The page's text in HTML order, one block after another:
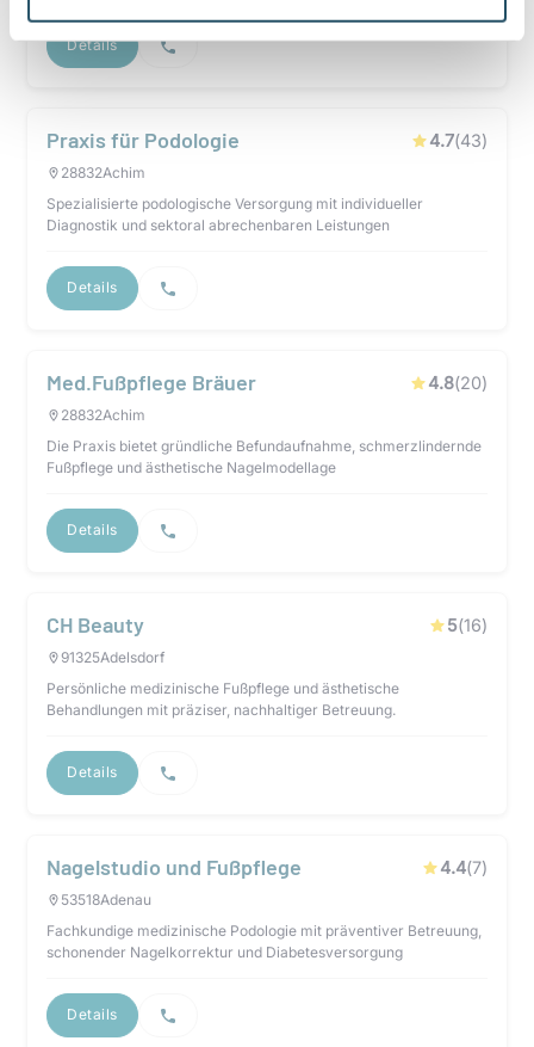
Details
Praxis für Podologie 4.7(43)
28832Achim
Spezialisierte podologische Versorgung mit individueller
Diagnostik und sektoral abrechenbaren Leistungen
Details
Med.Fußpflege Bräuer 4.8(20)
28832Achim
Die Praxis bietet gründliche Befundaufnahme, schmerzlindernde
Fußpflege und ästhetische Nagelmodellage
Details
CH Beauty 5(16)
91325Adelsdorf
Persönliche medizinische Fußpflege und ästhetische
Behandlungen mit präziser, nachhaltiger Betreuung.
Details
Nagelstudio und Fußpflege 4.4(7)
53518Adenau
Fachkundige medizinische Podologie mit präventiver Betreuung,
schonender Nagelkorrektur und Diabetesversorgung
Details